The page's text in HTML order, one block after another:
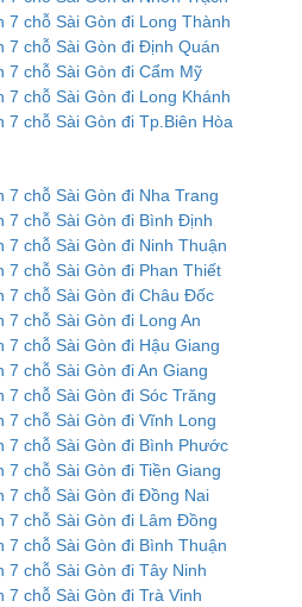
7 chỗ Sài Gòn đi Long Thành
7 chỗ Sài Gòn đi Định Quán
7 chỗ Sài Gòn đi Cẩm Mỹ
chỗ Sài Gòn đi Long Khánh
7 chỗ Sài Gòn đi Tp.Biên Hòa
chỗ Sài Gòn đi Nha Trang
7 chỗ Sài Gòn đi Bình Định
chỗ Sài Gòn đi Ninh Thuận
7 chỗ Sài Gòn đi Phan Thiết
7 chỗ Sài Gòn đi Châu Đốc
chỗ Sài Gòn đi Long An
chỗ Sài Gòn đi Hậu Giang
chỗ Sài Gòn đi An Giang
chỗ Sài Gòn đi Sóc Trăng
7 chỗ Sài Gòn đi Vĩnh Long
7 chỗ Sài Gòn đi Bình Phước
chỗ Sài Gòn đi Tiền Giang
7 chỗ Sài Gòn đi Đồng Nai
7 chỗ Sài Gòn đi Lâm Đồng
7 chỗ Sài Gòn đi Bình Thuận
7 chỗ Sài Gòn đi Tây Ninh
chỗ Sài Gòn đi Trà Vinh